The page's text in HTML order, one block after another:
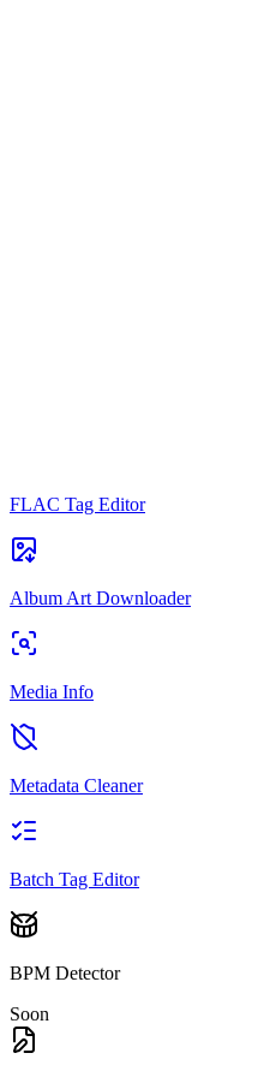
FLAC Tag Editor
Album Art Downloader
Media Info
Metadata Cleaner
Batch Tag Editor
BPM Detector
Soon